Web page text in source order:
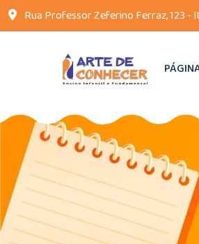
Rua Professor Zeferino Ferraz, 123 -